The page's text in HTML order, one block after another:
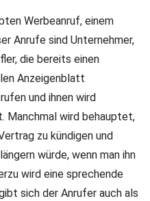
Werbeanruf, einem
Anrufe sind Unternehmer,
die bereits einen
Anzeigenblatt
und ihnen wird
Manchmal wird behauptet,
zu kündigen und
würde, wenn man ihn
wird eine sprechende
sich der Anrufer auch als